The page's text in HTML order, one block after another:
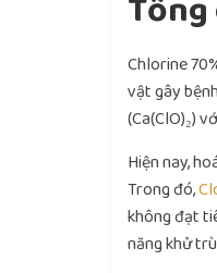
Chlorine
vật gây
(Ca(ClO)₂)
Hiện nay,
Trong đó,
không đạt
năng khử